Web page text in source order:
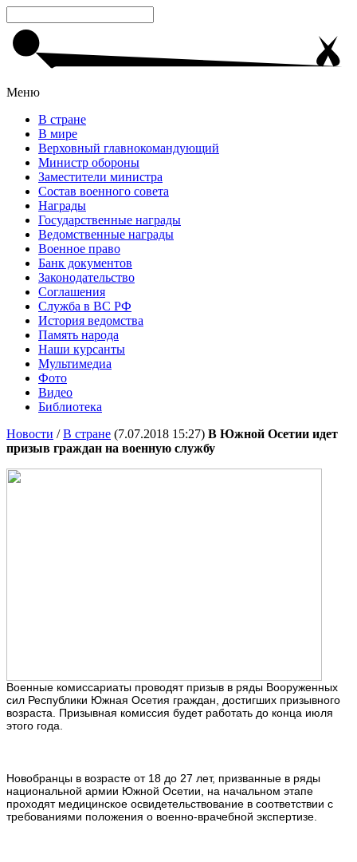
Меню
В стране
В мире
Верховный главнокомандующий
Министр обороны
Заместители министра
Состав военного совета
Награды
Государственные награды
Ведомственные награды
Военное право
Банк документов
Законодательство
Соглашения
Служба в ВС РФ
История ведомства
Память народа
Наши курсанты
Мультимедиа
Фото
Видео
Библиотека
Новости /В стране (7.07.2018 15:27) В Южной Осетии идет
призыв граждан на военную службу
Военные комиссариаты проводят призыв в ряды Вооруженных
сил Республики Южная Осетия граждан, достигших призывного
возраста. Призывная комиссия будет работать до конца июля
этого года.
Новобранцы в возрасте от 18 до 27 лет, призванные в ряды
национальной армии Южной Осетии, на начальном этапе
проходят медицинское освидетельствование в соответствии с
требованиями положения о военно-врачебной экспертизе.